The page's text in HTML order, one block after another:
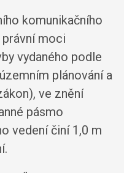
komunikačního
moci
vydaného podle
plánování a
ve znění
pásmo
vedení činí 1,0 m